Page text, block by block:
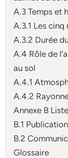
A.3 Temps et
A.3.1 Les
A.3.2 Durée
A.4 Rôle de
au sol
A.4.1
A.4.2
Annexe B
B.1 Publication
B.2
Glossaire